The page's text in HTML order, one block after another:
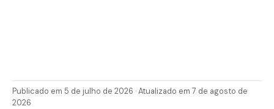
Publicado em 5 de julho de 2026 · Atualizado em 7 de agosto de
2026